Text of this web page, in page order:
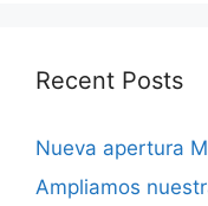
Recent Posts
Nueva apertura
Ampliamos